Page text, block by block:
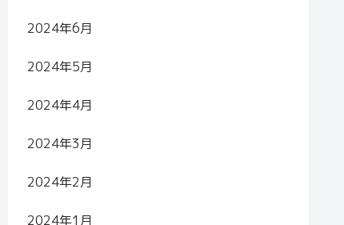
2024年6月
2024年5月
2024年4月
2024年3月
2024年2月
2024年1月